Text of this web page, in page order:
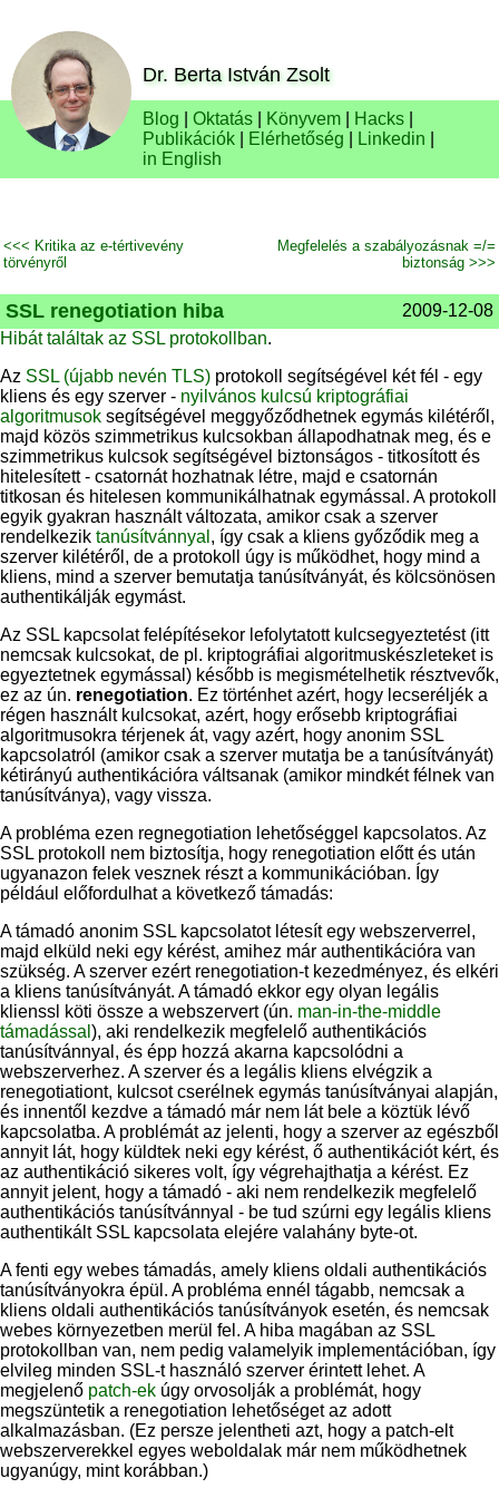
Dr. Berta István Zsolt
Blog Oktatás Könyvem Hacks
Publikációk
Elérhetőség Linkedin
in English
<<< Kritika az e-tértivevény
törvényről
Megfelelés a szabályozásnak =/=
biztonság >>>
SSL renegotiation hiba
2009-12-08
Hibát találtak az SSL protokollban.
Az SSL (újabb nevén TLS) protokoll segítségével két fél - egy
kliens és egy szerver - nyilvános kulcsú kriptográfiai
algoritmusok segítségével meggyőződhetnek egymás kilétéről,
majd közös szimmetrikus kulcsokban állapodhatnak meg, és e
szimmetrikus kulcsok segítségével biztonságos - titkosított és
hitelesített - csatornát hozhatnak létre, majd e csatornán
titkosan és hitelesen kommunikálhatnak egymással. A protokoll
egyik gyakran használt változata, amikor csak a szerver
rendelkezik tanúsítvánnyal , így csak a kliens győződik meg a
szerver kilétéről, de a protokoll úgy is működhet, hogy mind a
kliens, mind a szerver bemutatja tanúsítványát, és kölcsönösen
authentikálják egymást.
Az SSL kapcsolat felépítésekor lefolytatott kulcsegyeztetést (itt
nemcsak kulcsokat, de pl. kriptográfiai algoritmuskészleteket is
egyeztetnek egymással) később is megismételhetik résztvevők,
ez az ún. renegotiation. Ez történhet azért, hogy lecseréljék a
régen használt kulcsokat, azért, hogy erősebb kriptográfiai
algoritmusokra térjenek át, vagy azért, hogy anonim SSL
kapcsolatról (amikor csak a szerver mutatja be a tanúsítványát)
kétirányú authentikációra váltsanak (amikor mindkét félnek van
tanúsítványa), vagy vissza.
A probléma ezen regnegotiation lehetőséggel kapcsolatos. Az
SSL protokoll nem biztosítja, hogy renegotiation előtt és után
ugyanazon felek vesznek részt a kommunikációban. Így
például előfordulhat a következő támadás:
A támadó anonim SSL kapcsolatot létesít egy webszerverrel,
majd elküld neki egy kérést, amihez már authentikációra van
szükség. A szerver ezért renegotiation-t kezedményez, és elkéri
a kliens tanúsítványát. A támadó ekkor egy olyan legális
klienssl köti össze a webszervert (ún. man-in-the-middle
támadással ), aki rendelkezik megfelelő authentikációs
tanúsítvánnyal, és épp hozzá akarna kapcsolódni a
webszerverhez. A szerver és a legális kliens elvégzik a
renegotiationt, kulcsot cserélnek egymás tanúsítványai alapján,
és innentől kezdve a támadó már nem lát bele a köztük lévő
kapcsolatba. A problémát az jelenti, hogy a szerver az egészből
annyit lát, hogy küldtek neki egy kérést, ő authentikációt kért, és
az authentikáció sikeres volt, így végrehajthatja a kérést. Ez
annyit jelent, hogy a támadó - aki nem rendelkezik megfelelő
authentikációs tanúsítvánnyal - be tud szúrni egy legális kliens
authentikált SSL kapcsolata elejére valahány byte-ot.
A fenti egy webes támadás, amely kliens oldali authentikációs
tanúsítványokra épül. A probléma ennél tágabb, nemcsak a
kliens oldali authentikációs tanúsítványok esetén, és nemcsak
webes környezetben merül fel. A hiba magában az SSL
protokollban van, nem pedig valamelyik implementációban, így
elvileg minden SSL-t használó szerver érintett lehet. A
megjelenő patch-ek úgy orvosolják a problémát, hogy
megszüntetik a renegotiation lehetőséget az adott
alkalmazásban. (Ez persze jelentheti azt, hogy a patch-elt
webszerverekkel egyes weboldalak már nem működhetnek
ugyanúgy, mint korábban.)